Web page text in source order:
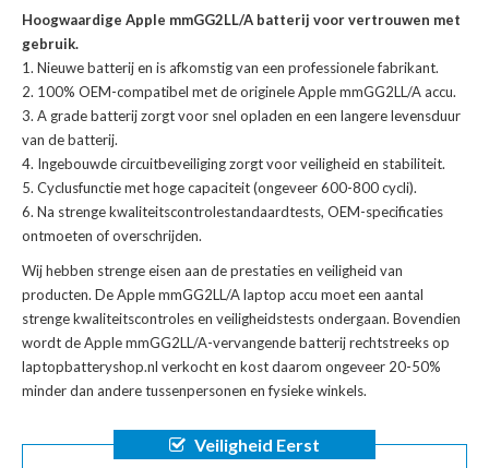
Hoogwaardige Apple mmGG2LL/A batterij voor vertrouwen met
gebruik.
Nieuwe batterij en is afkomstig van een professionele fabrikant.
100% OEM-compatibel met deoriginele Apple mmGG2LL/A accu.
A grade batterij zorgt voor snel opladen en een langere levensduur
van de batterij.
Ingebouwde circuitbeveiliging zorgt voor veiligheid en stabiliteit.
Cyclusfunctie met hoge capaciteit (ongeveer 600-800 cycli).
Na strenge kwaliteitscontrolestandaardtests, OEM-specificaties
ontmoeten of overschrijden.
Wij hebben strenge eisen aan de prestaties en veiligheid van
producten. DeApple mmGG2LL/A laptop accu moet een aantal
strenge kwaliteitscontroles en veiligheidstests ondergaan. Bovendien
wordt deApple mmGG2LL/A-vervangende batterijrechtstreeks op
laptopbatteryshop.nl verkocht en kost daarom ongeveer 20-50%
minder dan andere tussenpersonen en fysieke winkels.
Veiligheid Eerst